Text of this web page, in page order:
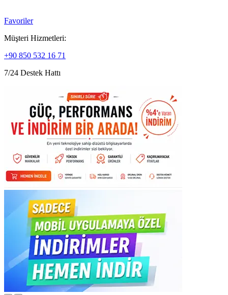
Favoriler
Müşteri Hizmetleri:
+90 850 532 16 71
7/24 Destek Hattı